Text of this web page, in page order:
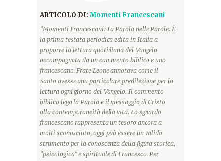
ARTICOLO DI: Momenti Francescani
“Momenti Francescani: La Parola nelle Parole. È
la prima testata periodica edita in Italia a
proporre la lettura quotidiana del Vangelo
accompagnata da un commento biblico e uno
francescano. Frate Leone annotava come il
Santo avesse una particolare predilezione per la
lettura ogni giorno del Vangelo. Il commento
biblico lega la Parola e il messaggio di Cristo
alla contemporaneità della vita. Lo sguardo
francescano rappresenta un tesoro ancora a
molti sconosciuto, oggi può essere un valido
strumento per la conoscenza della figura storica,
“psicologica” e spirituale di Francesco. Per